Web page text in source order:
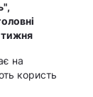
тижня
на
користь